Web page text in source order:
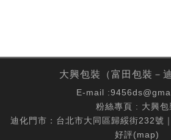
大興包裝（富田包裝－
E-mail :
粉絲專頁 : 大興包
迪化門市：台北市大同區歸綏街232號
好評(map)